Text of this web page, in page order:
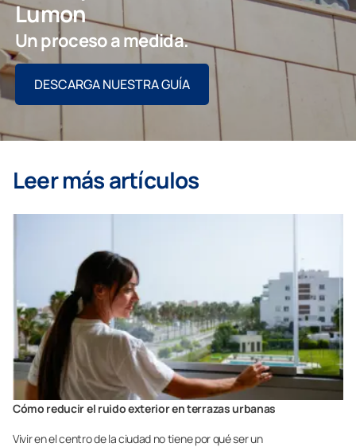
Lumon
Un proceso a medida.
DESCARGA NUESTRA GUÍA
Leer más artículos
Cómo reducir el ruido exterior en terrazas urbanas
Vivir en el centro de la ciudad no tiene por qué ser un